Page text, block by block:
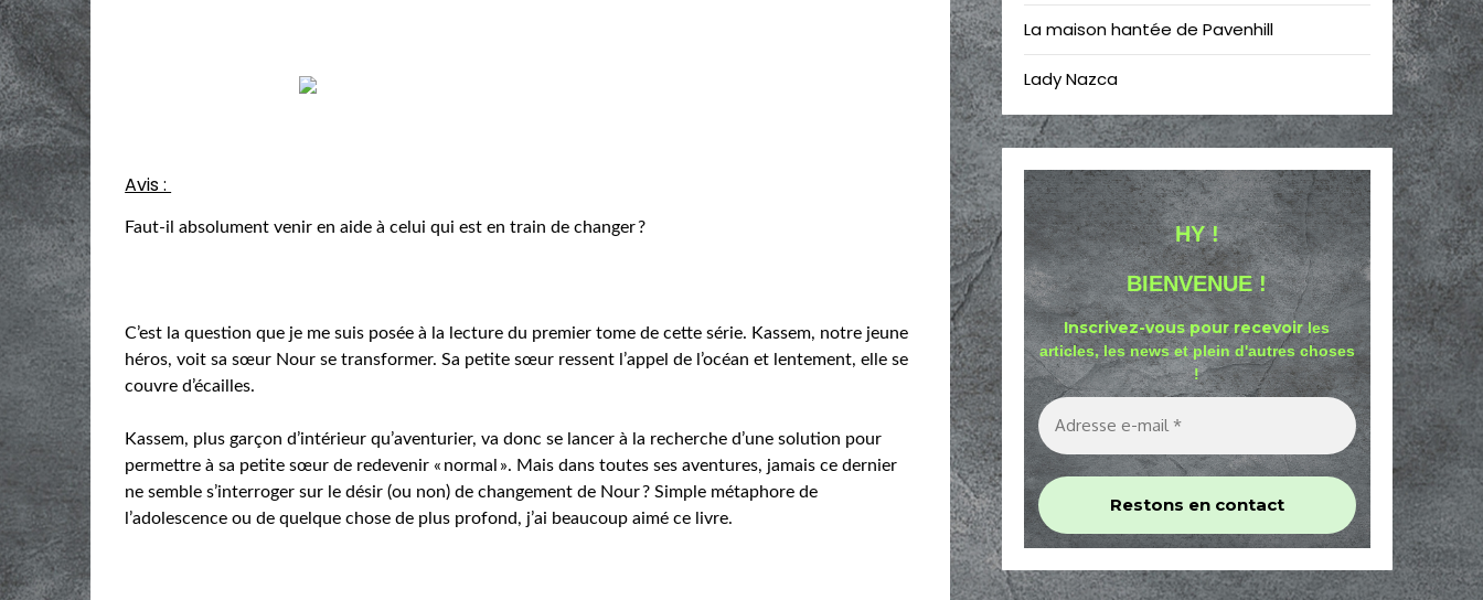
Avis :
Faut-il absolument venir en aide à celui qui est en train de changer ?
C’est la question que je me suis posée à la lecture du premier tome de cette série. Kassem, notre jeune
héros, voit sa sœur Nour se transformer. Sa petite sœur ressent l’appel de l’océan et lentement, elle se
couvre d’écailles.
Kassem, plus garçon d’intérieur qu’aventurier, va donc se lancer à la recherche d’une solution pour
permettre à sa petite sœur de redevenir « normal ». Mais dans toutes ses aventures, jamais ce dernier
ne semble s’interroger sur le désir (ou non) de changement de Nour ? Simple métaphore de
l’adolescence ou de quelque chose de plus profond, j’ai beaucoup aimé ce livre.
La maison hantée de Pavenhill
Lady Nazca
HY !
BIENVENUE !
Inscrivez-vous pour recevoirles
articles, les news et plein d'autres choses
!